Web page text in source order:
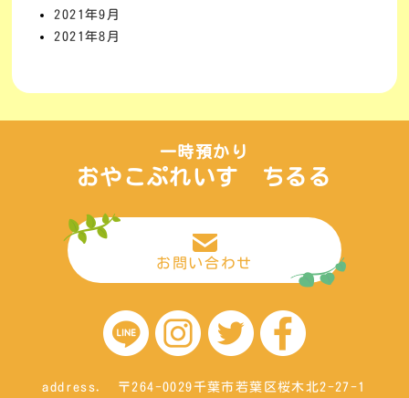
2021年9月
2021年8月
一時預かり
おやこぷれいす ちるる
お問い合わせ
address. 〒264-0029千葉市若葉区桜木北2-27-1